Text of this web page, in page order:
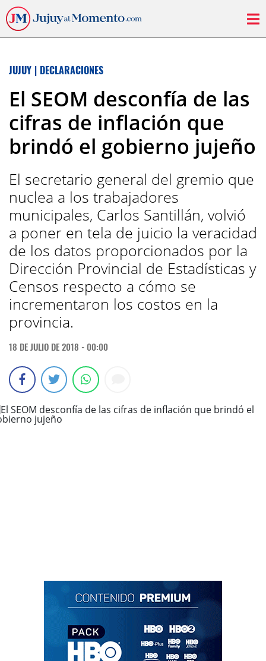
JUJUY | DECLARACIONES
El SEOM desconfía de las
cifras de inflación que
brindó el gobierno jujeño
El secretario general del gremio que
nuclea a los trabajadores
municipales, Carlos Santillán, volvió
a poner en tela de juicio la veracidad
de los datos proporcionados por la
Dirección Provincial de Estadísticas y
Censos respecto a cómo se
incrementaron los costos en la
provincia.
18 DE JULIO DE 2018 - 00:00